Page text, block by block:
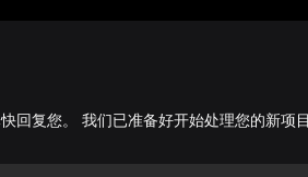
复您。 我们已准备好开始处理您的新项